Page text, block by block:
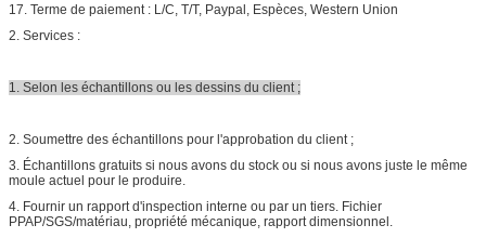
17. Terme de paiement : L/C, T/T, Paypal, Espèces, Western Union
2. Services :
1. Selon les échantillons ou les dessins du client ;
2. Soumettre des échantillons pour l'approbation du client ;
3. Échantillons gratuits si nous avons du stock ou si nous avons juste le même
moule actuel pour le produire.
4. Fournir un rapport d'inspection interne ou par un tiers. Fichier
PPAP/SGS/matériau, propriété mécanique, rapport dimensionnel.